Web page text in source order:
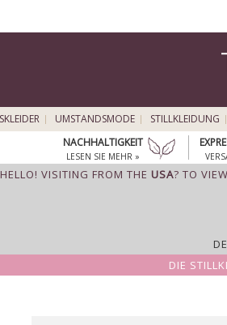
UMSTANDSMODE STILLKLEIDUNG
NACHHALTIGKEIT
LESEN SIE MEHR »
HELLO! VISITING FROM THE USA? TO
DIE